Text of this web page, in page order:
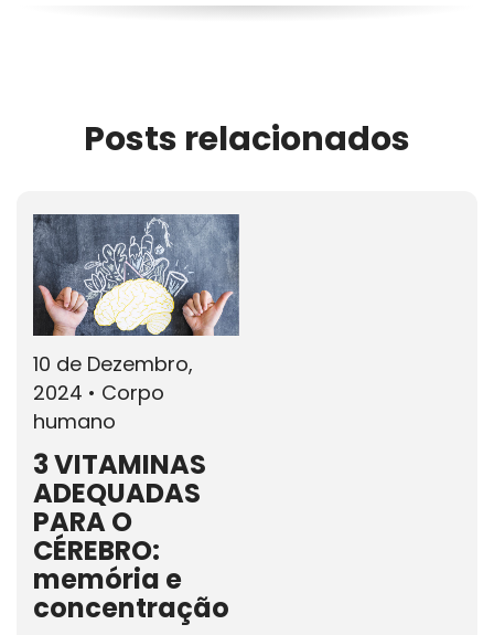
Posts relacionados
10 de Dezembro,
2024 • Corpo
humano
3 VITAMINAS
ADEQUADAS
PARA O
CÉREBRO:
memória e
concentração